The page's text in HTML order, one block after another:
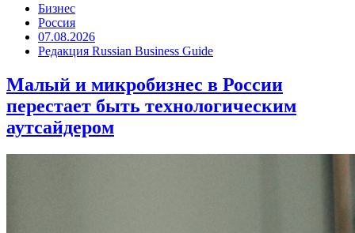
Бизнес
Россия
07.08.2026
Редакция Russian Business Guide
Малый и микробизнес в России
перестает быть технологическим
аутсайдером